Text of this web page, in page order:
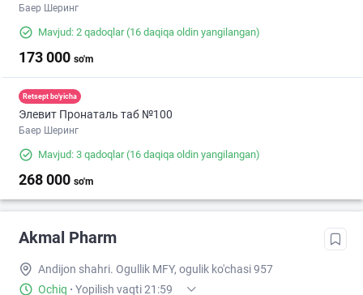
Баер Шеринг
Mavjud: 2 qadoqlar(16 daqiqa oldin yangilangan)
173 000 so'm
Retsept bo'yicha
Элевит Пронаталь таб №100
Баер Шеринг
Mavjud: 3 qadoqlar(16 daqiqa oldin yangilangan)
268 000 so'm
Akmal Pharm
Andijon shahri. Ogullik MFY, ogulik ko'chasi 957
Ochiq · Yopilish vaqti 21:59